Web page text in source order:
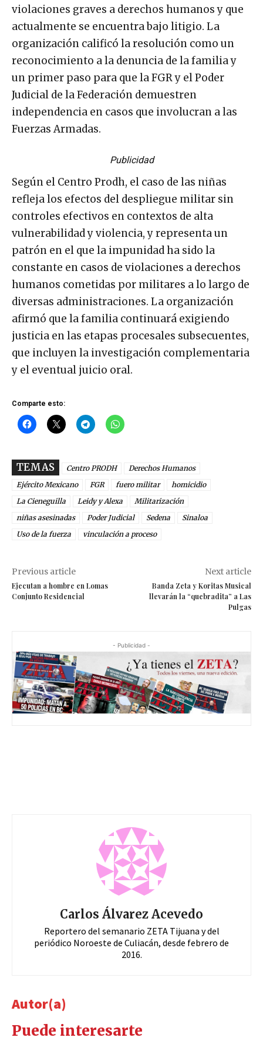
violaciones graves a derechos humanos y que
actualmente se encuentra bajo litigio. La
organización calificó la resolución como un
reconocimiento a la denuncia de la familia y
un primer paso para que la FGR y el Poder
Judicial de la Federación demuestren
independencia en casos que involucran a las
Fuerzas Armadas.
Publicidad
Según el Centro Prodh, el caso de las niñas
refleja los efectos del despliegue militar sin
controles efectivos en contextos de alta
vulnerabilidad y violencia, y representa un
patrón en el que la impunidad ha sido la
constante en casos de violaciones a derechos
humanos cometidas por militares a lo largo de
diversas administraciones. La organización
afirmó que la familia continuará exigiendo
justicia en las etapas procesales subsecuentes,
que incluyen la investigación complementaria
y el eventual juicio oral.
Comparte esto:
TEMAS Centro PRODH
Derechos Humanos
Ejército Mexicano
FGR fuero militar
homicidio
La Cieneguilla
Leidy y Alexa
Militarización
niñas asesinadas
Poder Judicial Sedena
Sinaloa
Uso de la fuerza
vinculación a proceso
Previous article
Ejecutan a hombre en Lomas
Conjunto Residencial
Next article
Banda Zeta y Koritas Musical
llevarán la “quebradita” a Las
Pulgas
- Publicidad -
Carlos Álvarez Acevedo
Reportero del semanario ZETA Tijuana y del
periódico Noroeste de Culiacán, desde febrero de
2016.
Autor(a)
Puede interesarte